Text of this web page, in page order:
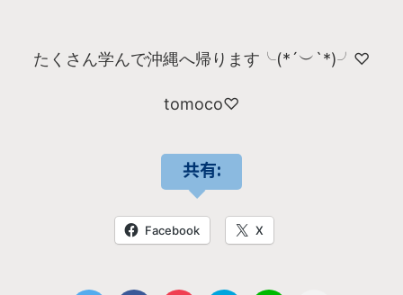
たくさん学んで沖縄へ帰ります╰(*´︶`*)╯♡
tomoco♡
共有:
Facebook X